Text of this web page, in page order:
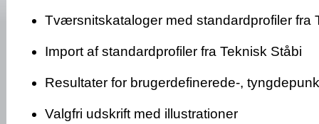
Tværsnitskataloger med standardprofiler fra
Import af standardprofiler fra Teknisk Ståbi
Resultater for brugerdefinerede-,
Valgfri udskrift med illustrationer